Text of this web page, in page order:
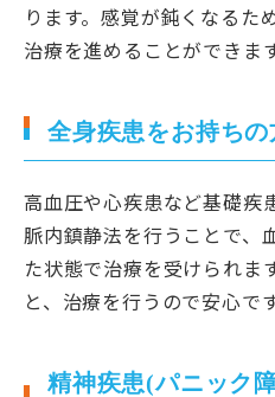
ります。感覚が鈍くなるた
治療を進めることができます
全身疾患をお持ちの
高血圧や心疾患など基礎疾
脈内鎮静法を行うことで、
た状態で治療を受けられま
と、治療を行うので安心です
精神疾患(パニック